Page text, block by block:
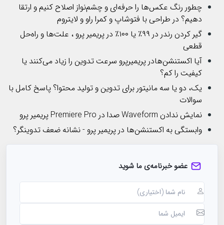
چطور رنگ عکس‌ها را حرفه‌ای و چشم‌نواز اصلاح کنیم و ارتقا
دهیم؟ در طراحی با فتوشاپ و کمرا راو و لایتروم
گیر کردن رندر در ۹۹٪ یا ۱۰۰٪ در پریمیر پرو ، علت‌ها و راه‌حل
قطعی
آیا اکستنشن‌هادر پریمیرپرو سرعت تدوین را زیاد می‌کنند یا
کیفیت را کم؟
یک، دو یا سه مانیتور برای تدوین و تولید محتوا؟ پاسخ کامل با
سوالات
نمایش ندادن Waveform صدا در Premiere Pro پریمیر پرو
وابستگی به اکستنشن‌ها در پریمیر پرو - نشانه ضعف تدوینگر؟
عضو خبرنامه‌ی ما شوید